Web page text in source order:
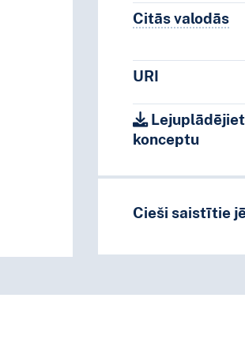
Citās valodās
URI
konceptu
Cieši saistītie